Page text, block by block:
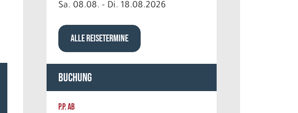
Sa. 08.08. - Di. 18.08.2026
ALLE REISETERMINE
Buchung
P.P. AB